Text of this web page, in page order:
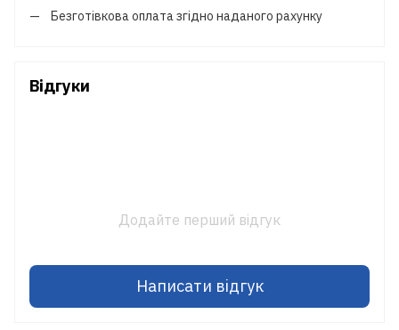
Безготівкова оплата згідно наданого рахунку
Відгуки
Додайте перший відгук
Написати відгук